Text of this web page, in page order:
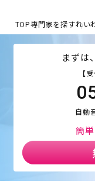
TOP専門家を探すれい
まずは
【
自動
簡